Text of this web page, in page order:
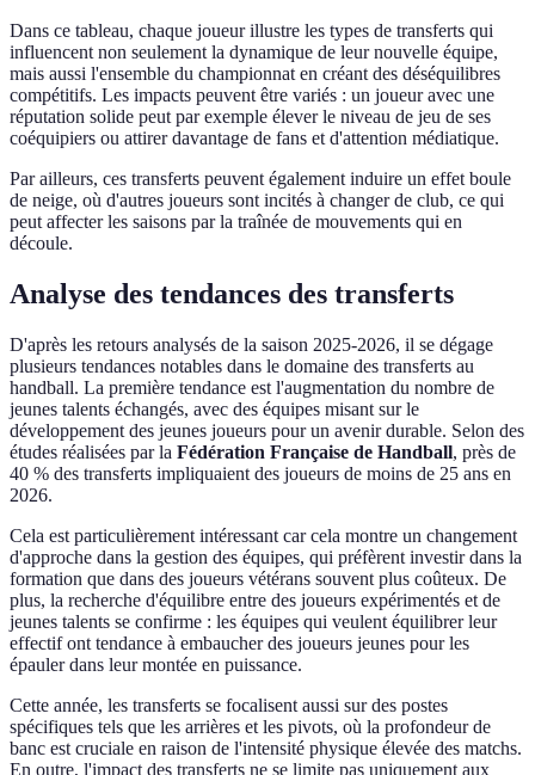
Dans ce tableau, chaque joueur illustre les types de transferts qui
influencent non seulement la dynamique de leur nouvelle équipe,
mais aussi l'ensemble du championnat en créant des déséquilibres
compétitifs. Les impacts peuvent être variés : un joueur avec une
réputation solide peut par exemple élever le niveau de jeu de ses
coéquipiers ou attirer davantage de fans et d'attention médiatique.
Par ailleurs, ces transferts peuvent également induire un effet boule
de neige, où d'autres joueurs sont incités à changer de club, ce qui
peut affecter les saisons par la traînée de mouvements qui en
découle.
Analyse des tendances des transferts
D'après les retours analysés de la saison 2025-2026, il se dégage
plusieurs tendances notables dans le domaine des transferts au
handball. La première tendance est l'augmentation du nombre de
jeunes talents échangés, avec des équipes misant sur le
développement des jeunes joueurs pour un avenir durable. Selon des
études réalisées par la Fédération Française de Handball, près de
40 % des transferts impliquaient des joueurs de moins de 25 ans en
2026.
Cela est particulièrement intéressant car cela montre un changement
d'approche dans la gestion des équipes, qui préfèrent investir dans la
formation que dans des joueurs vétérans souvent plus coûteux. De
plus, la recherche d'équilibre entre des joueurs expérimentés et de
jeunes talents se confirme : les équipes qui veulent équilibrer leur
effectif ont tendance à embaucher des joueurs jeunes pour les
épauler dans leur montée en puissance.
Cette année, les transferts se focalisent aussi sur des postes
spécifiques tels que les arrières et les pivots, où la profondeur de
banc est cruciale en raison de l'intensité physique élevée des matchs.
En outre, l'impact des transferts ne se limite pas uniquement aux